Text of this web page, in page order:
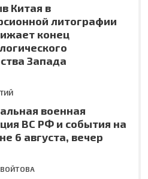
Китая в
литографии
конец
Запада
военная
ВС РФ и события на
6 августа, вечер